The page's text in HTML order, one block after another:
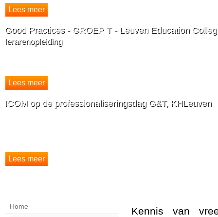
Good Practices - GROEP T - Leuven Education
lerarenopleiding
ICOM op de professionaliseringsdag G&T, KHLeuven
Home
Kennis van